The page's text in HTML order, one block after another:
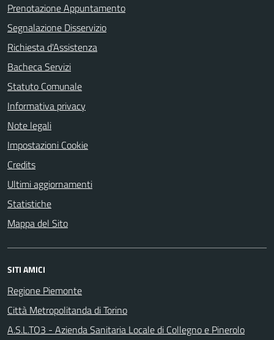
Prenotazione Appuntamento
Segnalazione Disservizio
Richiesta d'Assistenza
Bacheca Servizi
Statuto Comunale
Informativa privacy
Note legali
Impostazioni Cookie
Credits
Ultimi aggiornamenti
Statistiche
Mappa del Sito
SITI AMICI
Regione Piemonte
Città Metropolitanda di Torino
A.S.L.TO3 - Azienda Sanitaria Locale di Collegno e Pinerolo